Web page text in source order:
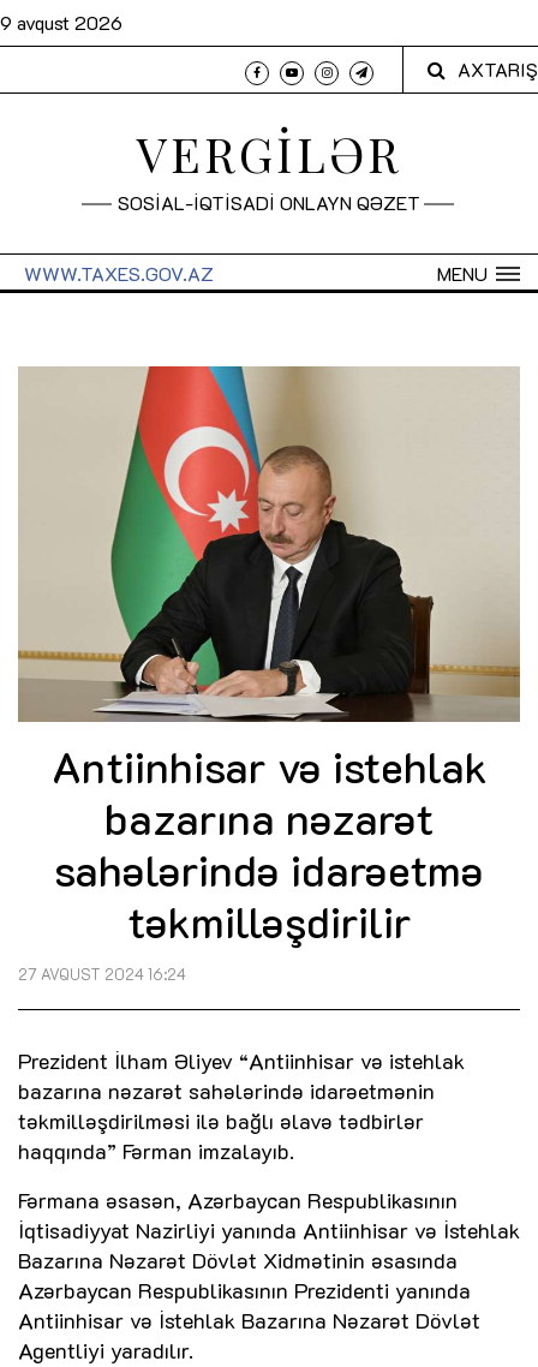
9 avqust 2026
AXTARIŞ
VERGİLƏR
SOSİAL-İQTİSADİ ONLAYN QƏZET
MENU
WWW.TAXES.GOV.AZ
Antiinhisar və istehlak
bazarına nəzarət
sahələrində idarəetmə
təkmilləşdirilir
27 AVQUST 2024 16:24
Prezident İlham Əliyev “Antiinhisar və istehlak
bazarına nəzarət sahələrində idarəetmənin
təkmilləşdirilməsi ilə bağlı əlavə tədbirlər
haqqında” Fərman imzalayıb.
Fərmana əsasən, Azərbaycan Respublikasının
İqtisadiyyat Nazirliyi yanında Antiinhisar və İstehlak
Bazarına Nəzarət Dövlət Xidmətinin əsasında
Azərbaycan Respublikasının Prezidenti yanında
Antiinhisar və İstehlak Bazarına Nəzarət Dövlət
Agentliyi yaradılır.